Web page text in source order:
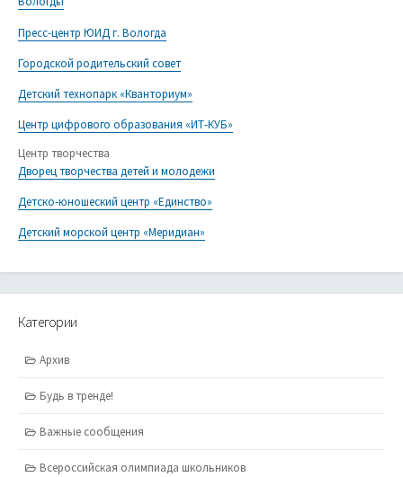
Пресс-центр ЮИД г. Вологда
Городской родительский совет
Детский технопарк «Кванториум»
Центр цифрового образования «ИТ-КУБ»
Центр творчества
Дворец творчества детей и молодежи
Детско-юношеский центр «Единство»
Детский морской центр «Меридиан»
Категории
Архив
Будь в тренде!
Важные сообщения
Всероссийская олимпиада школьников